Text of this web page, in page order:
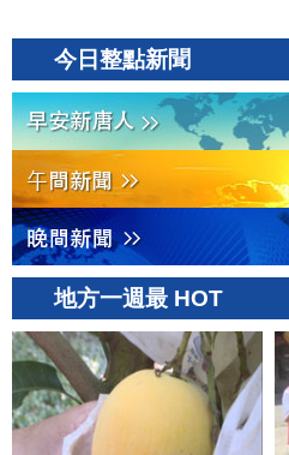
今日整點新聞
地方一週最 HOT